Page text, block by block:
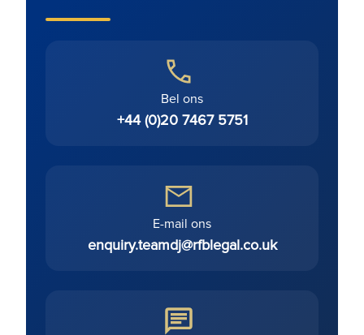
Bel ons
+44 (0)20 7467 5751
E-mail ons
enquiry.teamdj@rfblegal.co.uk